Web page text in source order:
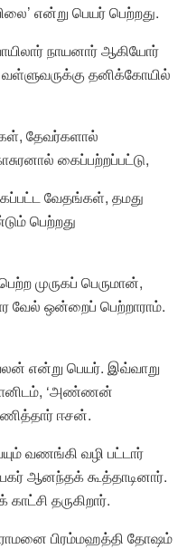
என்று பெயர் பெற்றது.
நாயனார் ஆகியோர்
தனிக்கோயில்
தேவர்களால்
கைப்பற்றப்பட்டு,
வேதங்கள், தமது
பெற்றது
முருகப் பெருமான்,
வேல் ஒன்றைப் பெற்றாராம்.
என்று பெயர். இவ்வாறு
‘அண்ணன்
ஈசன்.
வணங்கி வழி பட்டார்
ஆனந்தக் கூத்தாடினார்.
தருகிறார்.
பிரம்மஹத்தி தோஷம்